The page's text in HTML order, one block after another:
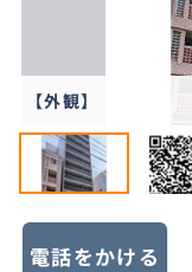
【外観】
電話をかける